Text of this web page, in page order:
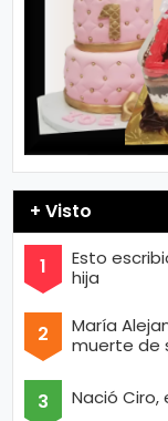
+ Visto
Esto
hija
María
muerte de
Nació Ciro,